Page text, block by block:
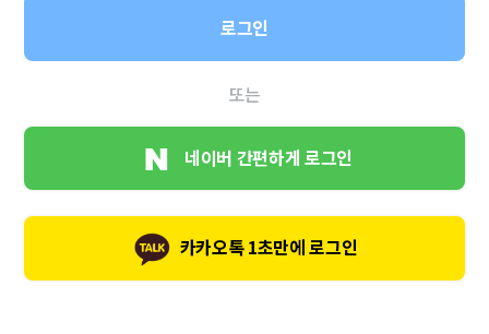
로그인
또는
네이버 간편하게 로그인
카카오톡 1초만에 로그인